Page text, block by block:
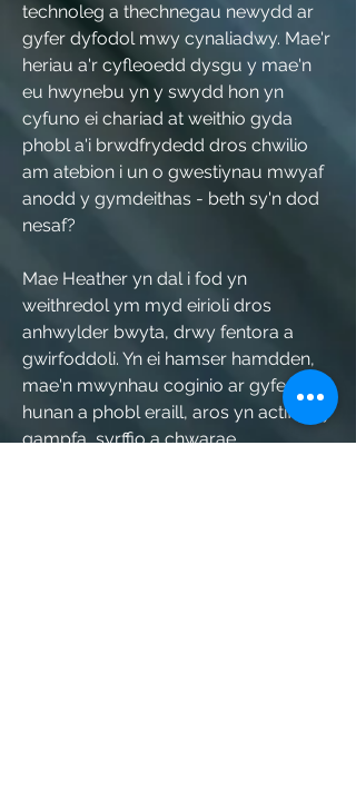
technoleg a thechnegau newydd ar
gyfer dyfodol mwy cynaliadwy. Mae'r
heriau a'r cyfleoedd dysgu y mae'n
eu hwynebu yn y swydd hon yn
cyfuno ei chariad at weithio gyda
phobl a'i brwdfrydedd dros chwilio
am atebion i un o gwestiynau mwyaf
anodd y gymdeithas - beth sy'n dod
nesaf?
Mae Heather yn dal i fod yn
weithredol ym myd eirioli dros
anhwylder bwyta, drwy fentora a
gwirfoddoli. Yn ei hamser hamdden,
mae'n mwynhau coginio ar gyfer ei
hunan a phobl eraill, aros yn actif yn y
gampfa, syrffio a chwarae